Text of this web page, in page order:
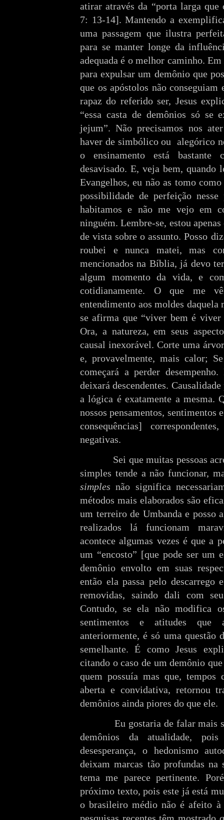
atirar através da “porta larga que
7: 13-14]. Mantendo a
uma passagem que ilustra
para se manter longe da
adequada é o melhor caminho. Em
para expulsar um demônio que
que os apóstolos não
rapaz do referido ser, Jesus
“essa casta de demônios só se
jejum”. Não precisamos nos
haver de simbólico ou
alegórico
o ensinamento está
desavisado. E, veja bem, quando
Evangelhos, eu não as tomo
possibilidade de perfeição
habitamos e não me vejo em
ninguém. Lembre-se, estou
de vista sobre o assunto. Posso
roubei e nunca matei, mas
mencionados na Bíblia, já devo
algum momento da vida, e
cotidianamente. O que me
entendimento aos moldes
se afirma que “viver bem é viver
Ora, a natureza, em seus
causal inexorável. Corte uma
e, provavelmente, mais calor;
começará a perder
deixará descendentes.
a lógica é exatamente a mesma.
nossos pensamentos, sentimentos
consequências]
negativas.
Sei que muitas pessoas
simples tende a não funcionar,
simples não significa
métodos mais elaborados são
um terreiro de Umbanda e posso
realizados lá funcionam
acontece algumas vezes é que a
um “encosto” [que pode ser um
demônio envolto em suas
então ela passa pelo descarrego
removidas, saindo dali com
Contudo, se ela não modifica
sentimentos e atitudes que
anteriormente, é só uma questão
semelhante. É como Jesus
citando o caso de um demônio
quem possuía mas que, tempos
aberta e convidativa, retornou
demônios ainda piores do que ele.
Eu gostaria de falar mais
demônios da atualidade,
desesperança, o hedonismo
deixam marcas tão profundas na
tema me parece pertinente.
próximo texto, pois este já está
o brasileiro médio não é afeito